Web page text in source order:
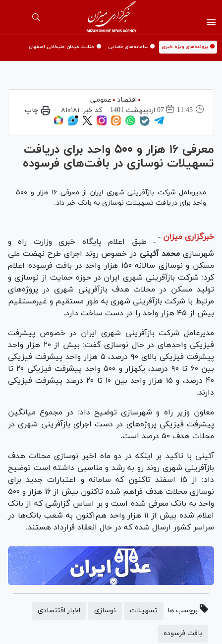
🟡 پرونده‌های ویژه خبری 🟡 سامانه‌های قضایی 🟡 جنایت میدان علیخانی اصفهان
اقتصاد
عمومی
11:45
07 ارديبهشت 1401 کد خبر: ۸۱۰۱۸۱ چاپ
معرفی ۱۶ هزار و ۵۰۰ واحد برای دریافت
تسهیلات نوسازی در بافت‌های فرسوده
مدیرعامل شرکت بازآفرینی شهری ایران از معرفی ۱۶ هزار و ۵۰۰
واحد برای دریافت تسهیلات نوسازی به بانک خبر داد.
خبرگزاری میزان - - طبق اعلام پایگاه خبری وزارت راه و
شهرسازی محمد آئینی در خصوص روند اجرای طرح نهضت ملی
مسکن و نوسازی سالانه ۱۵۰ هزار واحد در بافت فرسوده اعلام
کرد: شرکت بازآفرینی شهری ایران در حوزه حمایت از نوسازی و
تولید مسکن در محلات هدف بازآفرینی شهری در پروژه‌های
مرتبط با شرکت بازآفرینی شهری به طور مستقیم و غیرمستقیم
بیش از ۴۵ هزار واحد را در دست ساخت دارد.
مدیرعامل شرکت بازآفرینی شهری ایران در خصوص پیشرفت
فیزیکی واحد‌های در حال نوسازی گفت: بیش از ۲۰ هزار واحد
پیشرفت فیزیکی بالای ۹۰ درصد، ۵ هزار واحد پیشرفت فیزیکی
بین ۶۰ تا ۹۰ درصد، یکهزار و ۵۰۰ واحد پیشرفت فیزیکی ۲۰ تا
۴۰ درصد، و ۱۵ هزار واحد بین ۱۰ تا ۲۰ درصد پیشرفت فیزیکی
دارند.
معاون وزیر راه و شهرسازی توضیح داد: در مجموع میانگین
پیشرفت فیزیکی پروژه‌های در دست اجرای بازآفرینی شهری در
محلات هدف ۵۰ درصد است.
آئینی با تاکید بر اینکه در دو ماه اخیر نوسازی محلات هدف
بازآفرینی شهری روند رو به رشد و مناسبی داشته است توضیح
داد: از ۱۵ اسفند تاکنون که سامانه و اعتبارات جدید برای
نوسازی محلات هدف فراهم شده تاکنون بیش از ۱۶ هزار و ۵۰۰
واحد به بانک معرفی شده است و بر اساس گزارشی که از بانک
اعلام شده بیش از ۱۱ هزار واحد هم‌اکنون به شعب بانک‌ها در
سراسر کشور ارسال شده که در حال انعقاد قرارداد هستند.
برچسب ها: تسهیلات نوسازی اخبار اقتنصادی
بافت فرسوده